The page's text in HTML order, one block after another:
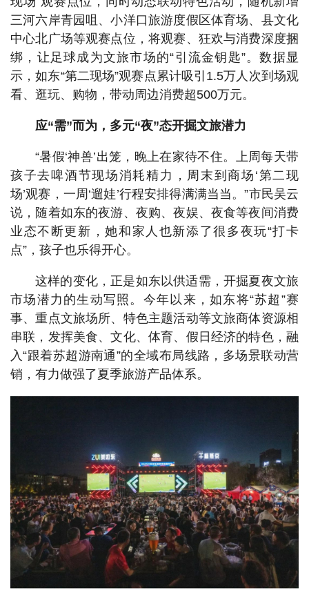
三河六岸青园咀、小洋口旅游度假区体育场、县文化
中心北广场等观赛点位，将观赛、狂欢与消费深度捆
绑，让足球成为文旅市场的“引流金钥匙”。数据显
示，如东“第二现场”观赛点累计吸引1.5万人次到场观
看、逛玩、购物，带动周边消费超500万元。
应“需”而为，多元“夜”态开掘文旅潜力
“暑假‘神兽’出笼，晚上在家待不住。上周每天带
孩子去啤酒节现场消耗精力，周末到商场‘第二现
场’观赛，一周‘遛娃’行程安排得满满当当。”市民吴云
说，随着如东的夜游、夜购、夜娱、夜食等夜间消费
业态不断更新，她和家人也新添了很多夜玩“打卡
点”，孩子也乐得开心。
这样的变化，正是如东以供适需，开掘夏夜文旅
市场潜力的生动写照。今年以来，如东将“苏超”赛
事、重点文旅场所、特色主题活动等文旅商体资源相
串联，发挥美食、文化、体育、假日经济的特色，融
入“跟着苏超游南通”的全域布局线路，多场景联动营
销，有力做强了夏季旅游产品体系。